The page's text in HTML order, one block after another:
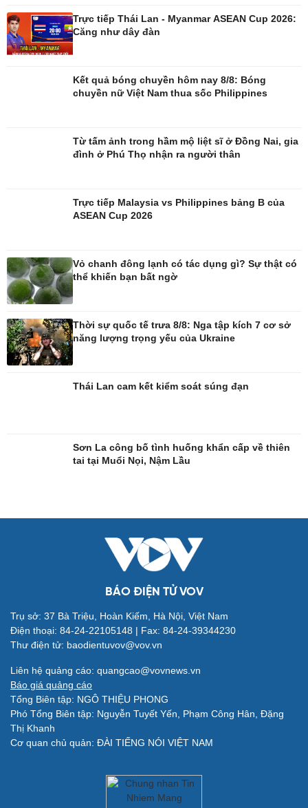
Giải trí
Nghệ sĩ
Thời trang
Sao Việt
Săn Tour
Quân sự - Quốc phòng
Vũ khí
Việt Nam
Phân tích
Trực tiếp Thái Lan - Myanmar ASEAN Cup 2026:
Căng như dây đàn
Kết quả bóng chuyền hôm nay 8/8: Bóng
chuyền nữ Việt Nam thua sốc Philippines
Từ tấm ảnh trong hầm mộ liệt sĩ ở Đồng Nai, gia
đình ở Phú Thọ nhận ra người thân
Trực tiếp Malaysia vs Philippines bảng B của
ASEAN Cup 2026
Vỏ chanh đông lạnh có tác dụng gì? Sự thật có
thể khiến bạn bất ngờ
Thời sự quốc tế trưa 8/8: Nga tập kích 7 cơ sở
năng lượng trọng yếu của Ukraine
Thái Lan cam kết kiểm soát súng đạn
Sơn La công bố tình huống khẩn cấp về thiên
tai tại Muổi Nọi, Nậm Lầu
BÁO ĐIỆN TỬ VOV
Trụ sở: 37 Bà Triệu, Hoàn Kiếm, Hà Nội, Việt Nam
Điện thoại: 84-24-22105148 | Fax: 84-24-39344230
Thư điện tử: baodientuvov@vov.vn
Liên hệ quảng cáo: quangcao@vovnews.vn
Báo giá quảng cáo
Tổng Biên tập: NGÔ THIỆU PHONG
Phó Tổng Biên tập: Nguyễn Tuyết Yến, Phạm Công Hân, Đặng
Thị Khanh
Cơ quan chủ quản: ĐÀI TIẾNG NÓI VIỆT NAM